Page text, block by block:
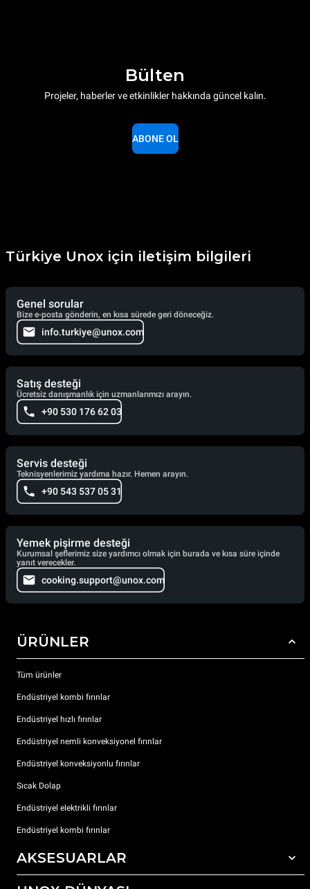
Bülten
Projeler, haberler ve etkinlikler hakkında güncel kalın.
ABONE OL
Türkiye Unox için iletişim bilgileri
Genel sorular
Bize e-posta gönderin, en kısa sürede geri döneceğiz.
info.turkiye@unox.com
Satış desteği
Ücretsiz danışmanlık için uzmanlarımızı arayın.
+90 530 176 62 03
Servis desteği
Teknisyenlerimiz yardıma hazır. Hemen arayın.
+90 543 537 05 31
Yemek pişirme desteği
Kurumsal şeflerimiz size yardımcı olmak için burada ve kısa süre içinde
yanıt verecekler.
cooking.support@unox.com
ÜRÜNLER
Tüm ürünler
Endüstriyel kombi fırınlar
Endüstriyel hızlı fırınlar
Endüstriyel nemli konveksiyonel fırınlar
Endüstriyel konveksiyonlu fırınlar
Sıcak Dolap
Endüstriyel elektrikli fırınlar
Endüstriyel kombi fırınlar
AKSESUARLAR